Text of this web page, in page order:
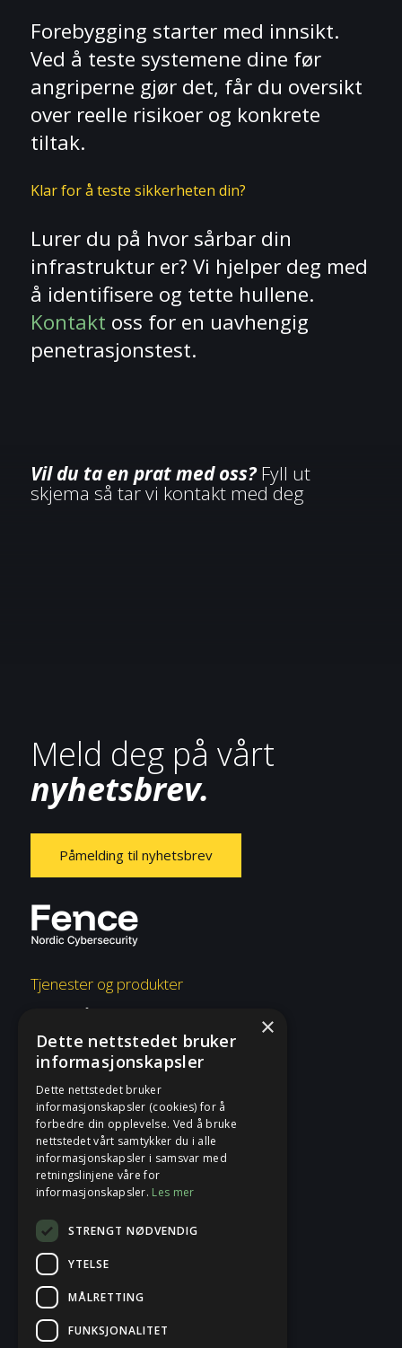
Forebygging starter med innsikt.
Ved å teste systemene dine før
angriperne gjør det, får du oversikt
over reelle risikoer og konkrete
tiltak.
Klar for å teste sikkerheten din?
Lurer du på hvor sårbar din
infrastruktur er? Vi hjelper deg med
å identifisere og tette hullene.
Kontakt oss for en uavhengig
penetrasjonstest.
Vil du ta en prat med oss?Fyll ut
skjema så tar vi kontakt med deg
Meld deg på vårt
nyhetsbrev.
Påmelding til nyhetsbrev
Tjenester og produkter
Overvåkning og respons
Risiko og etterlevelse
Rådgivning og konsulent
Tjenester og produkter
Fence
Om Fence
Kontakt
×
Dette nettstedet bruker
informasjonskapsler
Dette nettstedet bruker
informasjonskapsler (cookies) for å
forbedre din opplevelse. Ved å bruke
nettstedet vårt samtykker du i alle
informasjonskapsler i samsvar med
retningslinjene våre for
informasjonskapsler. Les mer
STRENGT NØDVENDIG
YTELSE
MÅLRETTING
FUNKSJONALITET